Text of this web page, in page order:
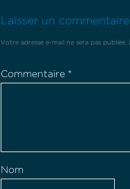
Laisser un commentaire
Votre adresse e-mail ne sera pas publiée.
Commentaire *
Nom